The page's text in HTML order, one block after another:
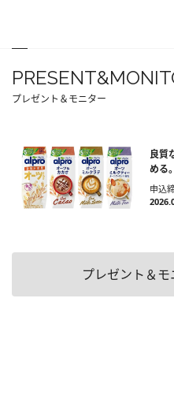
プレゼント＆モニター
良質
める
申込
プレゼント＆